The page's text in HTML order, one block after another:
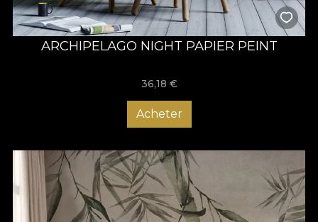
ARCHIPELAGO NIGHT PAPIER PEINT
36,18 €
Acheter